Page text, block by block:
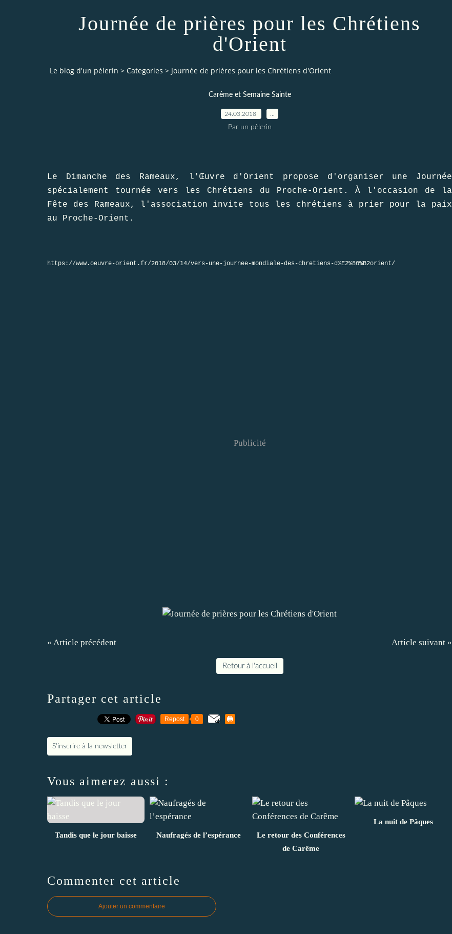
Journée de prières pour les Chrétiens
d'Orient
Le blog d'un pèlerin > Categories > Journée de prières pour les Chrétiens d'Orient
Carême et Semaine Sainte
24.03.2018
Par un pèlerin
Le Dimanche des Rameaux, l′Œuvre d′Orient propose d′organiser une Journée
spécialement tournée vers les Chrétiens du Proche-Orient. À l′occasion de la
Fête des Rameaux, l′association invite tous les chrétiens à prier pour la paix
au Proche-Orient.
https://www.oeuvre-orient.fr/2018/03/14/vers-une-journee-mondiale-des-chretiens-d%E2%80%B2orient/
Publicité
« Article précédent Article suivant »
Retour à l'accueil
Partager cet article
Repost 0
S'inscrire à la newsletter
Vous aimerez aussi :
Tandis que le jour baisse Naufragés de l’espérance
Le retour des Conférences
de Carême
La nuit de Pâques
Commenter cet article
Ajouter un commentaire